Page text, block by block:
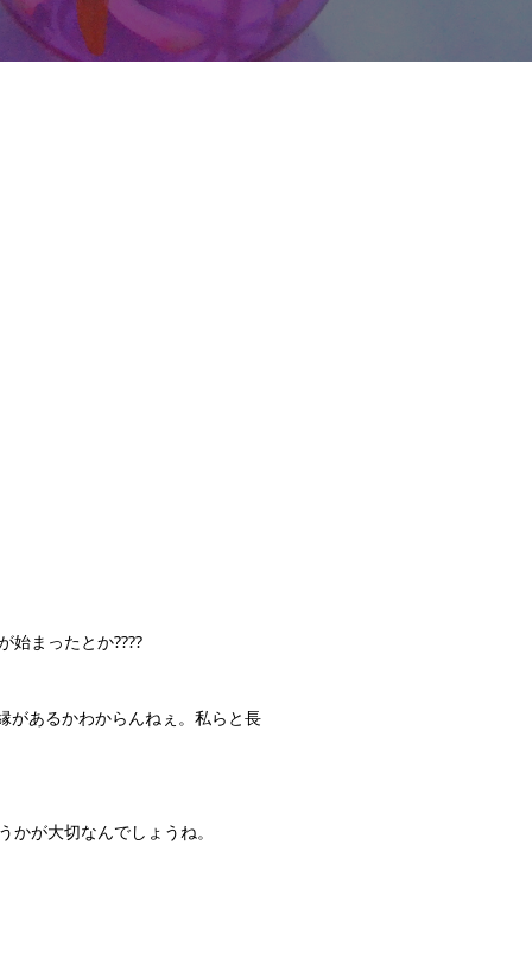
始まったとか????
があるかわからんねぇ。私らと長
が大切なんでしょうね。